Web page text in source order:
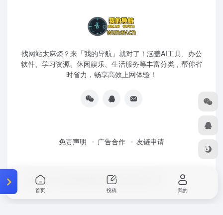
找网站太麻烦？来「我的导航」就对了！涵盖AI工具、办公
软件、学习资源、休闲娱乐、生活服务等丰富分类，帮你省
时省力，畅享高效上网体验！
免责声明 广告合作 友链申请
Copyright © 2026 浙ICP备20004263号-18
首页 投稿 我的